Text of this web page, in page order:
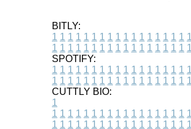
BITLY:
1 1 1 1 1 1 1 1 1 1 1 1 1 1 1 1 1 1
1 1 1 1 1 1 1 1 1 1 1 1 1 1 1 1 1 1
SPOTIFY:
1 1 1 1 1 1 1 1 1 1 1 1 1 1 1 1 1 1
1 1 1 1 1 1 1 1 1 1 1 1 1 1 1 1 1 1
CUTTLY BIO:
1
1 1 1 1 1 1 1 1 1 1 1 1 1 1 1 1 1 1
1 1 1 1 1 1 1 1 1 1 1 1 1 1 1 1 1 1